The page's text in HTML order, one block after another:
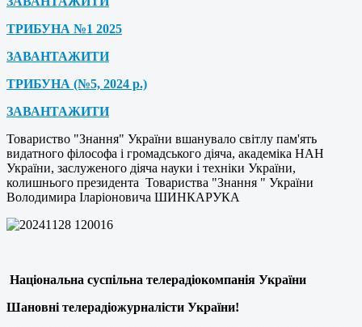
ТРИБУНА №1 2025
ЗАВАНТАЖИТИ
ТРИБУНА (№5, 2024 р.)
ЗАВАНТАЖИТИ
Товариство "Знання" України вшанувало світлу пам'ять
видатного філософа і громадського діяча, академіка НАН
України, заслуженого діяча науки і техніки України,
колишнього президента Товариства "Знання " України
Володимира Іларіоновича ШИНКАРУКА
Національна суспільна телерадіокомпанія України
Шановні телерадіожурналісти України!